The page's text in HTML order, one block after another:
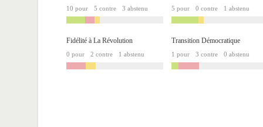
10 pour 5 contre 3 abstenu 5 pour 0 contre 1 abstenu
Fidélité à La Révolution
0 pour 2 contre 1 abstenu
Transition Démocratique
1 pour 3 contre 0 abstenu